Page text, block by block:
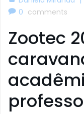
0 comments
Zootec